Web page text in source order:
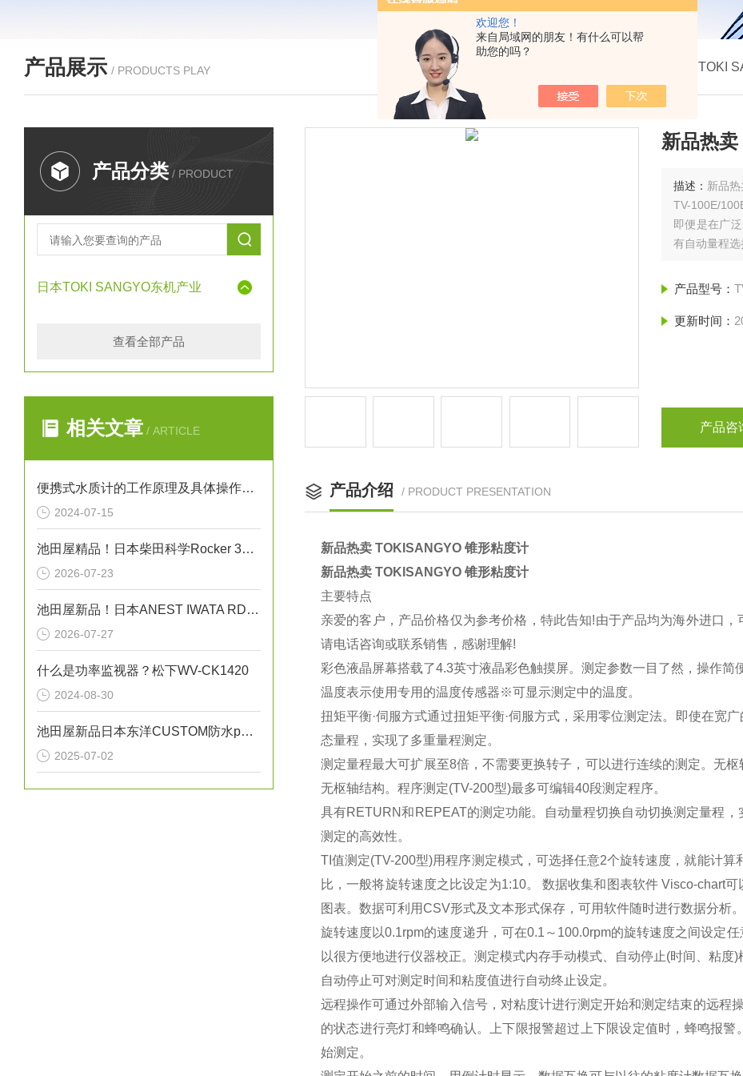
欢迎您！
来自局域网的朋友！有什么可以帮
助您的吗？
产品展示 / PRODUCTS PLAY 日本TOKI
产品分类 / PRODUCT
日本TOKI SANGYO东机产业
查看全部产品
相关文章 / ARTICLE
便携式水质计的工作原理及具体操作步骤
2024-07-15
池田屋精品！日本柴田科学Rocker 300干式真空泵
2026-07-23
池田屋新品！日本ANEST IWATA RDG-150C高温冷冻式空气干燥机
2026-07-27
什么是功率监视器？松下WV-CK1420
2024-08-30
池田屋新品日本东洋CUSTOM防水pH计PH-6011
2025-07-02
新品热
描述： 新品
TV-100E/
即便是在广
有自动量程选
产品型号：
更新时间：
产品咨
产品介绍 / PRODUCT PRESENTATION
新品热卖 TOKISANGYO 锥形粘度计
新品热卖 TOKISANGYO 锥形粘度计
主要特点
亲爱的客户，产品价格仅为参考价格，特此告知!由于产品均为海外进口
请电话咨询或联系销售，感谢理解!
彩色液晶屏幕搭载了4.3英寸液晶彩色触摸屏。测定参数一目了然，操作简
温度表示使用专用的温度传感器※可显示测定中的温度。
扭矩平衡·伺服方式通过扭矩平衡·伺服方式，采用零位测定法。即使在宽
态量程，实现了多重量程测定。
测定量程最大可扩展至8倍，不需要更换转子，可以进行连续的测定。无
无枢轴结构。程序测定(TV-200型)最多可编辑40段测定程序。
具有RETURN和REPEAT的测定功能。自动量程切换自动切换测定量程
测定的高效性。
TI值测定(TV-200型)用程序测定模式，可选择任意2个旋转速度，就能计
比，一般将旋转速度之比设定为1:10。 数据收集和图表软件 Visco-chart
图表。数据可利用CSV形式及文本形式保存，可用软件随时进行数据分析。
旋转速度以0.1rpm的速度递升，可在0.1～100.0rpm的旋转速度之间设定
以很方便地进行仪器校正。测定模式内存手动模式、自动停止(时间、粘度)
自动停止可对测定时间和粘度值进行自动终止设定。
远程操作可通过外部输入信号，对粘度计进行测定开始和测定结束的远程
的状态进行亮灯和蜂鸣确认。上下限报警超过上下限设定值时，蜂鸣报
始测定。